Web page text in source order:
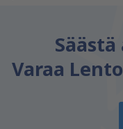
Varaa